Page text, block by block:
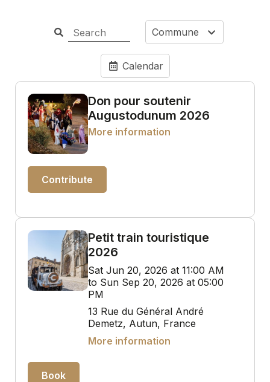
Commune
Calendar
Don pour soutenir
Augustodunum 2026
More information
Contribute
Petit train touristique
2026
Sat Jun 20, 2026 at 11:00 AM
to Sun Sep 20, 2026 at 05:00
PM
13 Rue du Général André
Demetz, Autun, France
More information
Book